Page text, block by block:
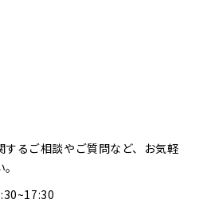
するご相談やご質問など、お気軽